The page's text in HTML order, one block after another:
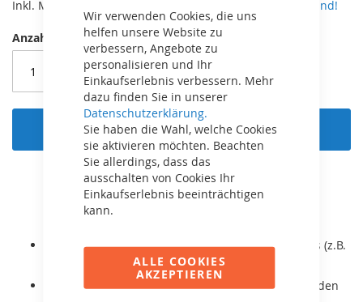
Wir verwenden Cookies, die uns
helfen unsere Website zu
verbessern, Angebote zu
personalisieren und Ihr
Einkaufserlebnis verbessern. Mehr
dazu finden Sie in unserer
Datenschutzerklärung.
Sie haben die Wahl, welche Cookies
sie aktivieren möchten. Beachten
Sie allerdings, dass das
ausschalten von Cookies Ihr
Einkaufserlebnis beeinträchtigen
kann.
ALLE COOKIES
AKZEPTIEREN
Inkl. MwSt, zzgl. 5,90€ Versand. Ab 49€ kostenloser Versand!
Anzahl
In den Warenkorb
Passend für alle BERG XL und XXL Gelände-Gokarts (z.B.
Kann auch an BERG Straßen-Gokarts montiert werden